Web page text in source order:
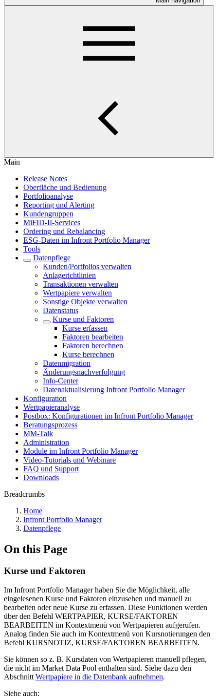
Main
Release Notes
Oberfläche und Bedienung
Portfolioanalyse
Reporting und Alerting
Kundengruppen
MiFID-II-Services
Ordering und Rebalancing
ESG-Daten im Infront Portfolio Manager
Tools
Datenpflege
Kunden/Portfolios verwalten
Anlagerichtlinien
Transaktionen verwalten
Wertpapiere verwalten
Sonstige Objekte verwalten
Datenstatus
Kurse und Faktoren
Kurse erfassen
Faktoren bearbeiten
Faktoren berechnen
Kurse berechnen
Datenmigration
Änderungsnachverfolgung
Info-Center
Datenaktualisierung Infront Portfolio Manager
Konfiguration
Wertpapieranalyse
Postbox: Konfigurationen im Infront Portfolio Manager
Beratungsprozess
MM-Talk
Administration
Module im Infront Portfolio Manager
Video-Tutorials und Webinare
FAQ und Support
Downloads
Breadcrumbs
Home
Infront Portfolio Manager
Datenpflege
On this Page
Kurse und Faktoren
Im Infront Portfolio Manager haben Sie die Möglichkeit, alle
eingelesenen Kurse und Faktoren einzusehen und manuell zu
bearbeiten oder neue Kurse zu erfassen. Diese Funktionen werden
über den Befehl WERTPAPIER, KURSE/FAKTOREN
BEARBEITEN im Kontextmenü von Wertpapieren aufgerufen.
Analog finden Sie auch im Kontextmenü von Kursnotierungen den
Befehl KURSNOTIZ, KURSE/FAKTOREN BEARBEITEN.
Sie können so z. B. Kursdaten von Wertpapieren manuell pflegen,
die nicht im Market Data Pool enthalten sind. Siehe dazu den
Abschnitt Wertpapiere in die Datenbank aufnehmen.
Siehe auch: